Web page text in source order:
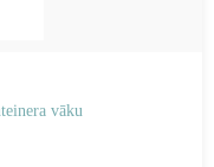
vāku